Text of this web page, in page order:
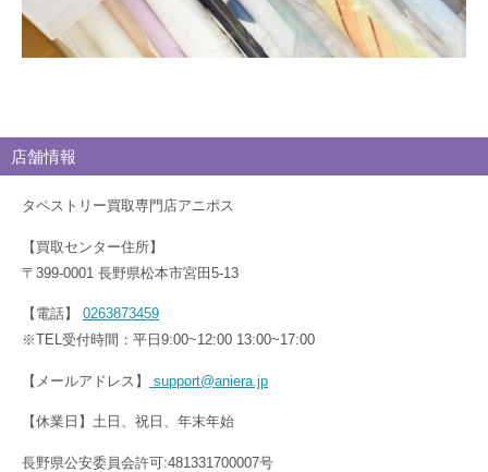
店舗情報
タペストリー買取専門店アニポス
【買取センター住所】
〒399-0001 長野県松本市宮田5-13
【電話】 0263873459
※TEL受付時間：平日9:00~12:00 13:00~17:00
【メールアドレス】 support@aniera.jp
【休業日】土日、祝日、年末年始
長野県公安委員会許可:481331700007号